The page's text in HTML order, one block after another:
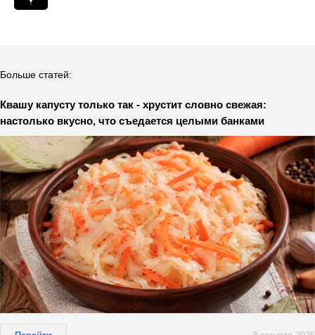
Больше статей:
Квашу капусту только так - хрустит словно свежая:
настолько вкусно, что съедается целыми банками